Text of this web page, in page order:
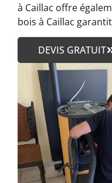
à Caillac offre
bois à Caillac
DEVIS GRATUIT